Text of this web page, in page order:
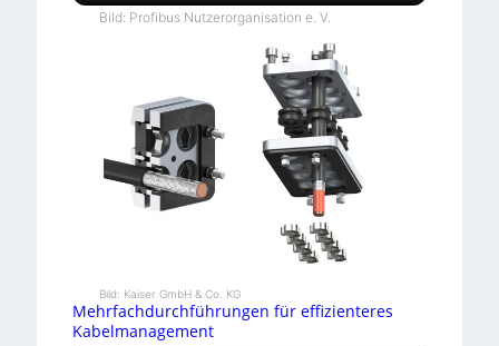
Bild: Profibus Nutzerorganisation e. V.
Bild: Kaiser GmbH & Co. KG
Mehrfachdurchführungen für effizienteres
Kabelmanagement